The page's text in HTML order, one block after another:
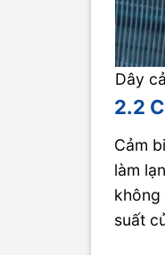
Dây
2.2
Cảm
làm
không
suất